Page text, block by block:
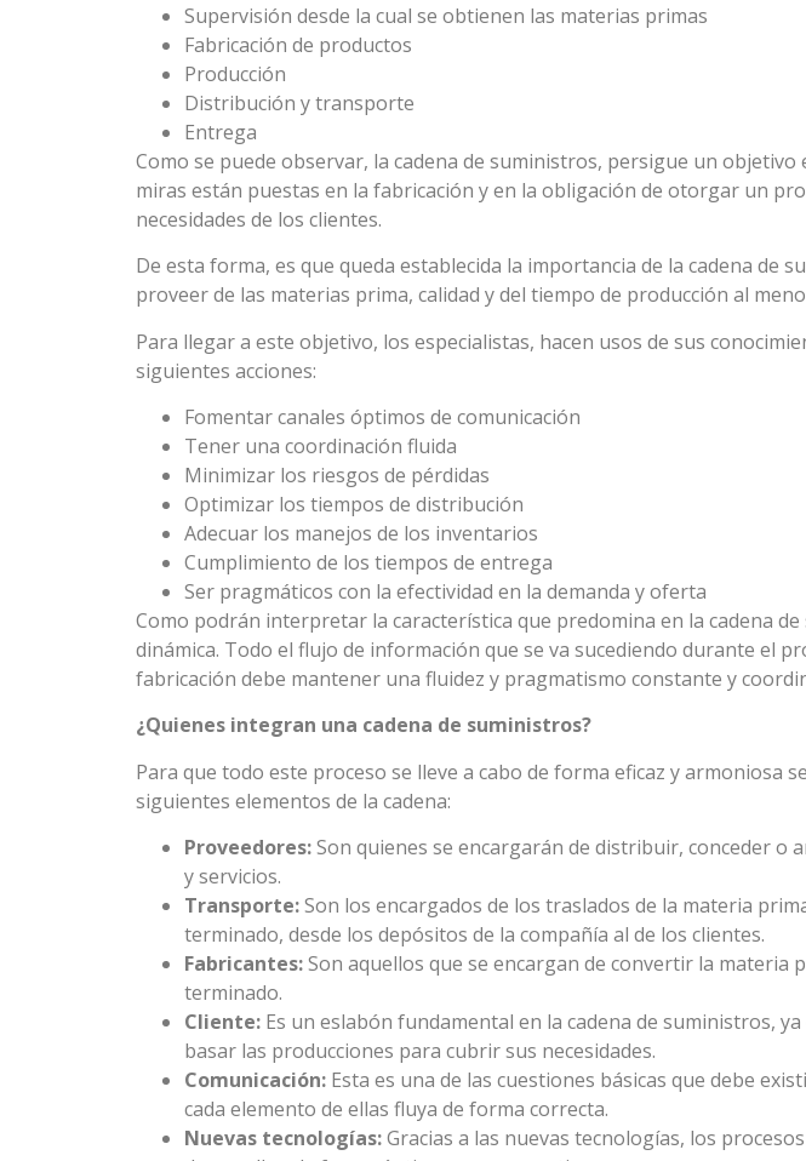
Supervisión desde la cual se obtienen las materias primas
Fabricación de productos
Producción
Distribución y transporte
Entrega
Como se puede observar, la cadena de suministros, persigue un objetivo
miras están puestas en la fabricación y en la obligación de otorgar un
necesidades de los clientes.
De esta forma, es que queda establecida la importancia de la cadena de
proveer de las materias prima, calidad y del tiempo de producción al
Para llegar a este objetivo, los especialistas, hacen usos de sus
siguientes acciones:
Fomentar canales óptimos de comunicación
Tener una coordinación fluida
Minimizar los riesgos de pérdidas
Optimizar los tiempos de distribución
Adecuar los manejos de los inventarios
Cumplimiento de los tiempos de entrega
Ser pragmáticos con la efectividad en la demanda y oferta
Como podrán interpretar la característica que predomina en la cadena
dinámica. Todo el flujo de información que se va sucediendo durante el
fabricación debe mantener una fluidez y pragmatismo constante y
¿Quienes integran una cadena de suministros?
Para que todo este proceso se lleve a cabo de forma eficaz y armoniosa
siguientes elementos de la cadena:
Proveedores:Son quienes se encargarán de distribuir, conceder o
y servicios.
Transporte:Son los encargados de los traslados de la materia
terminado, desde los depósitos de la compañía al de los clientes.
Fabricantes:Son aquellos que se encargan de convertir la materia
terminado.
Cliente: Es un eslabón fundamental en la cadena de suministros,
basar las producciones para cubrir sus necesidades.
Comunicación: Esta es una de las cuestiones básicas que debe
cada elemento de ellas fluya de forma correcta.
Nuevas tecnologías:Gracias a las nuevas tecnologías, los